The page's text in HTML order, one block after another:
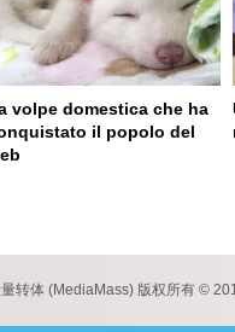
volpe domestica che ha
il popolo del
量转体 (MediaMass) 版权所有 ©